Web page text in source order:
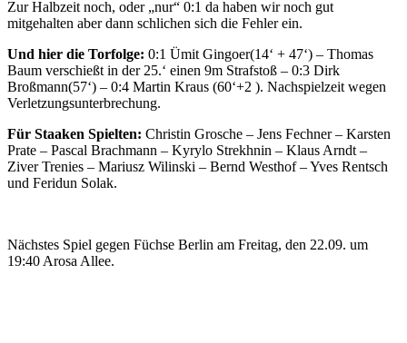
Zur Halbzeit noch, oder „nur“ 0:1 da haben wir noch gut
mitgehalten aber dann schlichen sich die Fehler ein.
Und hier die Torfolge: 0:1 Ümit Gingoer(14‘ + 47‘) – Thomas
Baum verschießt in der 25.‘ einen 9m Strafstoß – 0:3 Dirk
Broßmann(57‘) – 0:4 Martin Kraus (60‘+2 ). Nachspielzeit wegen
Verletzungsunterbrechung.
Für Staaken Spielten: Christin Grosche – Jens Fechner – Karsten
Prate – Pascal Brachmann – Kyrylo Strekhnin – Klaus Arndt –
Ziver Trenies – Mariusz Wilinski – Bernd Westhof – Yves Rentsch
und Feridun Solak.
Nächstes Spiel gegen Füchse Berlin am Freitag, den 22.09. um
19:40 Arosa Allee.